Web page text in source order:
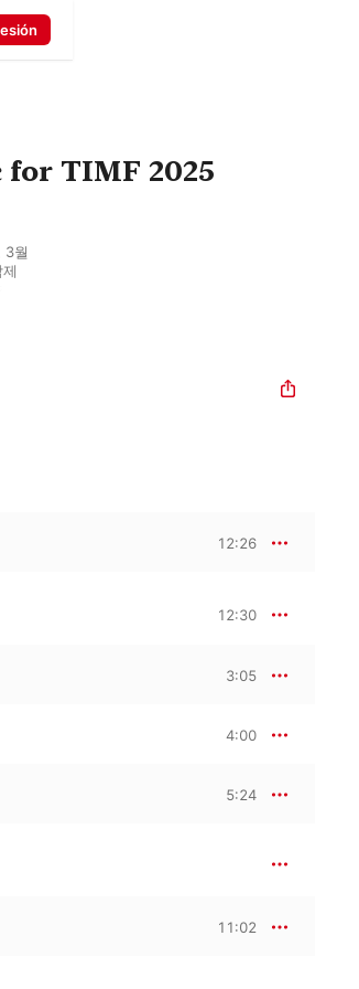
TIMF 2025
3월
리
12:26
12:30
3:05
4:00
5:24
11:02